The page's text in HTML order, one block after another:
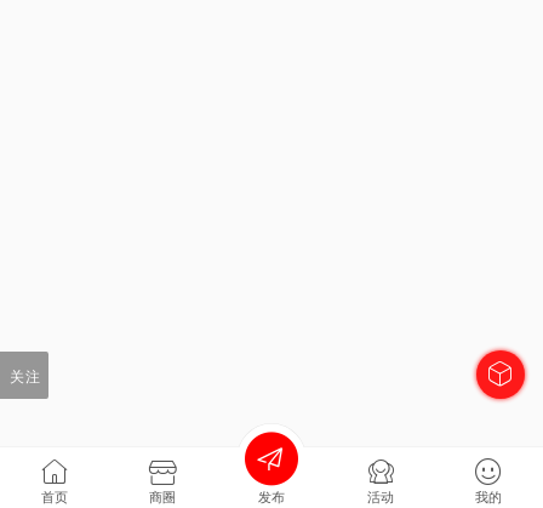
首页 商圈 发布 活动 我的
关注